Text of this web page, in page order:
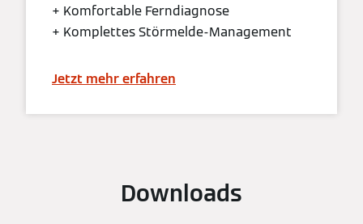
+ Komfortable Ferndiagnose
+ Komplettes Störmelde-Management
Jetzt mehr erfahren
Downloads